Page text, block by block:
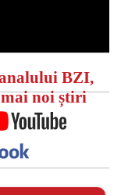
BZI,
noi știri